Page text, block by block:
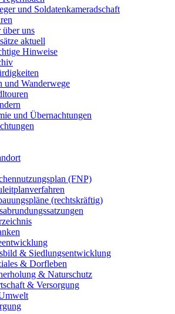
und Soldatenkameradschaft
über uns
aktuell
Hinweise
und Wanderwege
und Übernachtungen
(FNP)
(rechtskräftig)
& Siedlungsentwicklung
& Dorfleben
& Naturschutz
& Versorgung